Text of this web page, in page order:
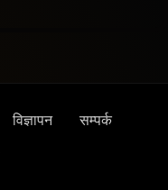
विज्ञापन सम्पर्क